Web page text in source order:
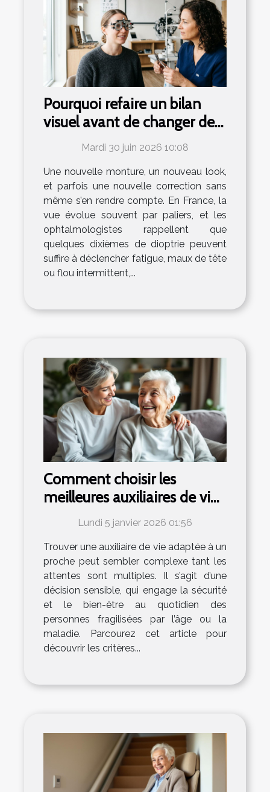
Pourquoi refaire un bilan
visuel avant de changer de
lunettes ?Mardi 30 juin 2026 10:08
Une nouvelle monture, un nouveau look,
et parfois une nouvelle correction sans
même s’en rendre compte. En France, la
vue évolue souvent par paliers, et les
ophtalmologistes rappellent que
quelques dixièmes de dioptrie peuvent
suffire à déclencher fatigue, maux de tête
ou flou intermittent,...
Comment choisir les
meilleures auxiliaires de vie
pour vos proches ?
Lundi 5 janvier 2026 01:56
Trouver une auxiliaire de vie adaptée à un
proche peut sembler complexe tant les
attentes sont multiples. Il s’agit d’une
décision sensible, qui engage la sécurité
et le bien-être au quotidien des
personnes fragilisées par l’âge ou la
maladie. Parcourez cet article pour
découvrir les critères...